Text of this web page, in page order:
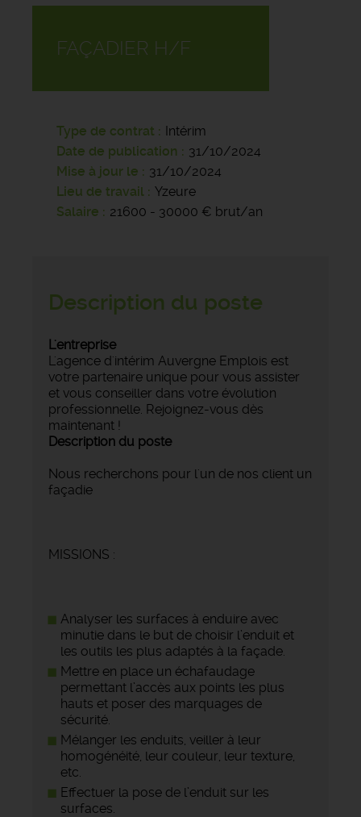
FAÇADIER H/F
Type de contrat
Intérim
Date de publication
31/10/2024
Mise à jour le
31/10/2024
Lieu de travail
Yzeure
Salaire
21600 - 30000 € brut/an
Description du poste
L'entreprise
L'agence d'intérim Auvergne Emplois est
votre partenaire unique pour vous assister
et vous conseiller dans votre évolution
professionnelle. Rejoignez-vous dès
maintenant !
Description du poste
Nous recherchons pour l'un de nos client un
façadie
MISSIONS :
Analyser les surfaces à enduire avec
minutie dans le but de choisir l’enduit et
les outils les plus adaptés à la façade.
Mettre en place un échafaudage
permettant l’accès aux points les plus
hauts et poser des marquages de
sécurité.
Mélanger les enduits, veiller à leur
homogénéité, leur couleur, leur texture,
etc.
Effectuer la pose de l’enduit sur les
surfaces.